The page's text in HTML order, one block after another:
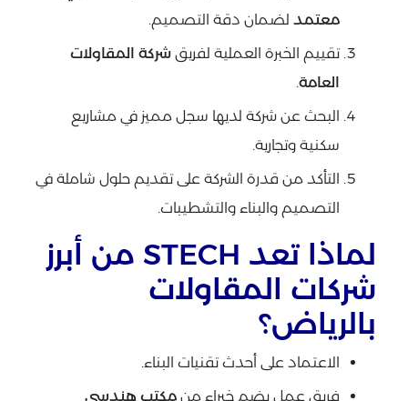
معتمد لضمان دقة التصميم.
تقييم الخبرة العملية لفريق شركة المقاولات
العامة.
البحث عن شركة لديها سجل مميز في مشاريع
سكنية وتجارية.
التأكد من قدرة الشركة على تقديم حلول شاملة في
التصميم والبناء والتشطيبات.
لماذا تعد STECH من أبرز
شركات المقاولات
بالرياض؟
الاعتماد على أحدث تقنيات البناء.
فريق عمل يضم خبراء من مكتب هندسي